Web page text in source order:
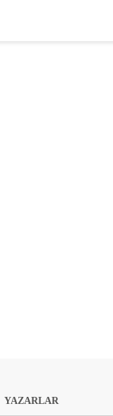
YAZARLAR